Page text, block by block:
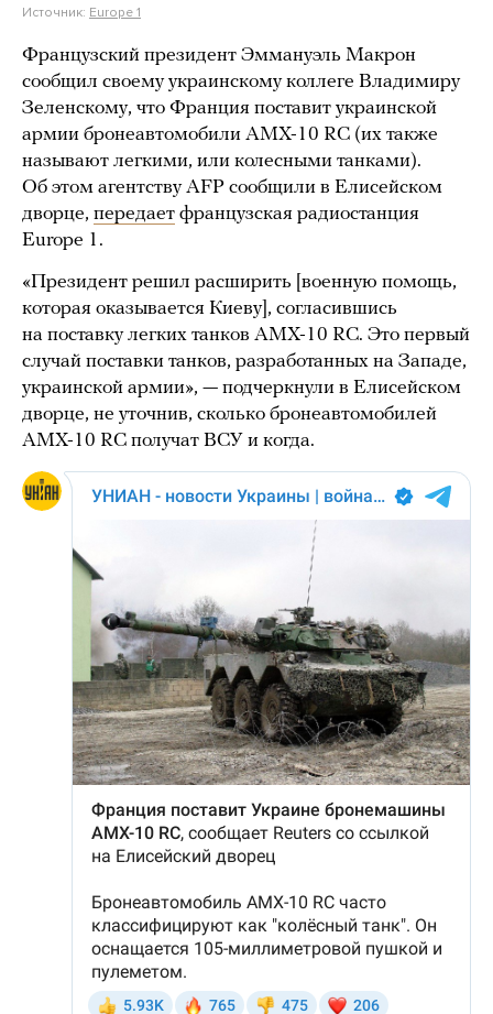
Источник: Europe 1
Французский президент Эммануэль Макрон
сообщил своему украинскому коллеге Владимиру
Зеленскому, что Франция поставит украинской
армии бронеавтомобили AMX-10 RC (их также
называют легкими, или колесными танками).
Об этом агентству AFP сообщили в Елисейском
дворце, передает французская радиостанция
Europe 1.
«Президент решил расширить [военную помощь,
которая оказывается Киеву], согласившись
на поставку легких танков AMX-10 RC. Это первый
случай поставки танков, разработанных на Западе,
украинской армии», — подчеркнули в Елисейском
дворце, не уточнив, сколько бронеавтомобилей
AMX-10 RC получат ВСУ и когда.